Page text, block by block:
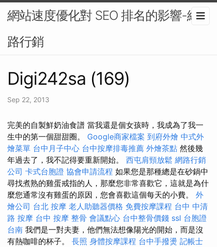
網站速度優化對 SEO 排名的影響-網
路行銷
Digi242sa (169)
Sep 22, 2013
完美的自製鮮奶油食譜 當我還是個女孩時，我成為了我一
生中的第一個甜甜圈。 Google商家檔案 到府外燴 中式外
燴菜單 台中月子中心 台中按摩排毒推薦 外燴茶點 然後幾
年過去了，我不記得要重新開始。 西屯肩頸放鬆 網路行銷
公司 卡式台胞證 協會申請流程 如果您是那種總是在砂鍋中
尋找煮熟的雞蛋戒指的人，那麼您非常喜歡它，這就是為什
麼您通常沒有雞蛋的原因，您會喜歡這個每天的小費。 外
燴公司 台北 按摩 老人助聽器價格 免費按摩課程 台中 中清
路 按摩 台中 按摩 整骨 會議點心 台中整骨價錢 ssl 台胞證
台南 我們是一對夫妻，他們無法想像陽光的開始，而是沒
有熱咖啡的杯子。 長照 身體按摩課程 台中手撥燙 記帳士